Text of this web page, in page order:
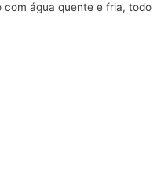
com água quente e fria, todo